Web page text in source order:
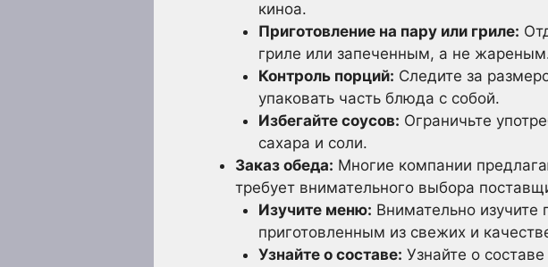
киноа.
Приготовление на пару или гриле:
гриле или запеченным, а не
Контроль порций: Следите за
упаковать часть блюда с собой.
Избегайте соусов: Ограничьте
сахара и соли.
Заказ обеда: Многие компании
требует внимательного выбора
Изучите меню: Внимательно
приготовленным из свежих и
Узнайте о составе: Узнайте о